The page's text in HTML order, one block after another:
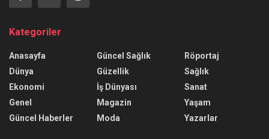
Kategoriler
Anasayfa
Dünya
Ekonomi
Genel
Güncel Haberler
Güncel Sağlık
Güzellik
İş Dünyası
Magazin
Moda
Röportaj
Sağlık
Sanat
Yaşam
Yazarlar